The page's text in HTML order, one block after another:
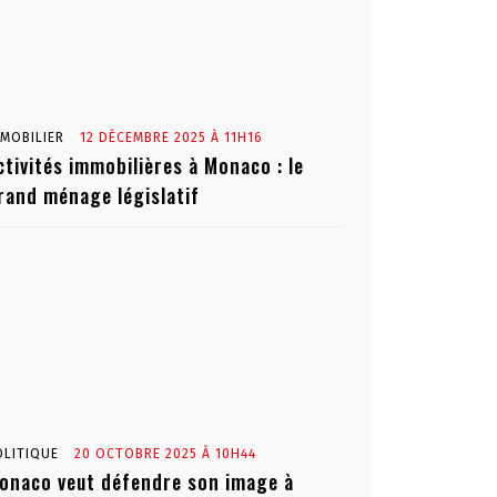
12 DÉCEMBRE 2025 À 11H16
immobilières à Monaco : le
ménage législatif
20 OCTOBRE 2025 À 10H44
veut défendre son image à